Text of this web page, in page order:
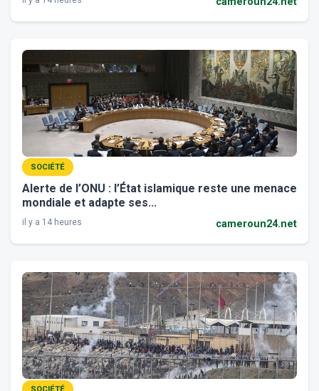
SOCIÉTÉ
Alerte de l’ONU : l’État islamique reste une menace
mondiale et adapte ses...
il y a 14 heures cameroun24.net